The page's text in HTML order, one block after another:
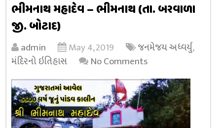
ભીમનાથ મહાદેવ – ભીમનાથ (તા. બરવાળા
જી. બોટાદ)
admin May 4, 2019 જનમેજય અધ્વર્યુ,
મંદિરનો ઇતિહાસ
No Comments